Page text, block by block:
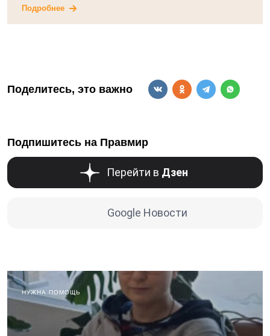
Подробнее
Поделитесь, это важно
Подпишитесь на Правмир
Перейти в Дзен
Google Новости
НУЖНА ПОМОЩЬ